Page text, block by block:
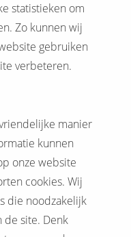
statistieken om
Zo kunnen wij
gebruiken
verbeteren.
manier
kunnen
onze website
cookies. Wij
die noodzakelijk
de site. Denk